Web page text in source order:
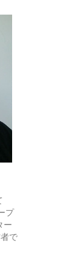
プ
ー
で